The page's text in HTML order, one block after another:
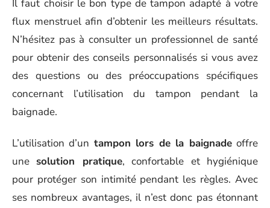
Il faut choisir le bon type de tampon adapté à votre
flux menstruel afin d’obtenir les meilleurs résultats.
N’hésitez pas à consulter un professionnel de santé
pour obtenir des conseils personnalisés si vous avez
des questions ou des préoccupations spécifiques
concernant l’utilisation du tampon pendant la
baignade.
L’utilisation d’un tampon lors de la baignadeoffre
une solution pratique, confortable et hygiénique
pour protéger son intimité pendant les règles. Avec
ses nombreux avantages, il n’est donc pas étonnant